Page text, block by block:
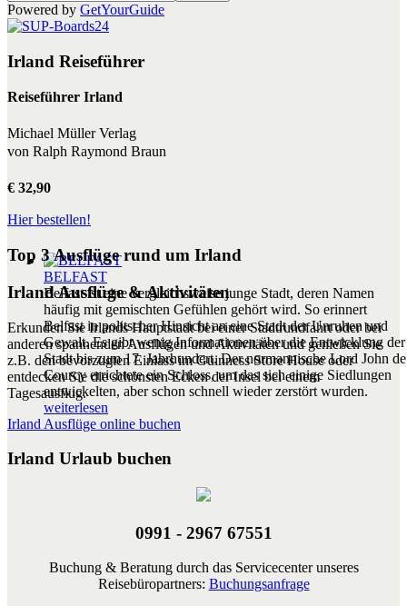
BELFAST
Belfast ist eine vergleichsweise junge Stadt, deren Namen
häufig mit gemischten Gefühlen gehört wird. So erinnert
Belfast in politscher Hinsicht an eine Stadt der Unruhen und
Gewalt. Es gibt wenig Informationen über die Entwicklung der
Stadt bis zum 17. Jahrhundert. Der normannische Lord John de
Courcy errichtete ein Schloss, um das sich einige Siedlungen
entwickelten, aber schon schnell wieder zerstört wurden.
weiterlesen
Powered by GetYourGuide
Irland Reiseführer
Reiseführer Irland
Michael Müller Verlag
von Ralph Raymond Braun
€ 32,90
Hier bestellen!
Top 3 Ausflüge rund um Irland
Irland Ausflüge & Aktivitäten
Erkunden Sie Irlands Hauptstadt bei einer Stadtrundfahrt oder bei
anderen spannenden Ausflügen und Aktivitäten und genießen Sie
z.B. den bevorzugten Einlass im Guinness Store House oder
entdecken Sie die schönsten Ecken der Insel bei einem
Tagesausflug.
Irland Ausflüge online buchen
Irland Urlaub buchen
0991 - 2967 67551
Buchung & Beratung durch das Servicecenter unseres
Reisebüropartners: Buchungsanfrage